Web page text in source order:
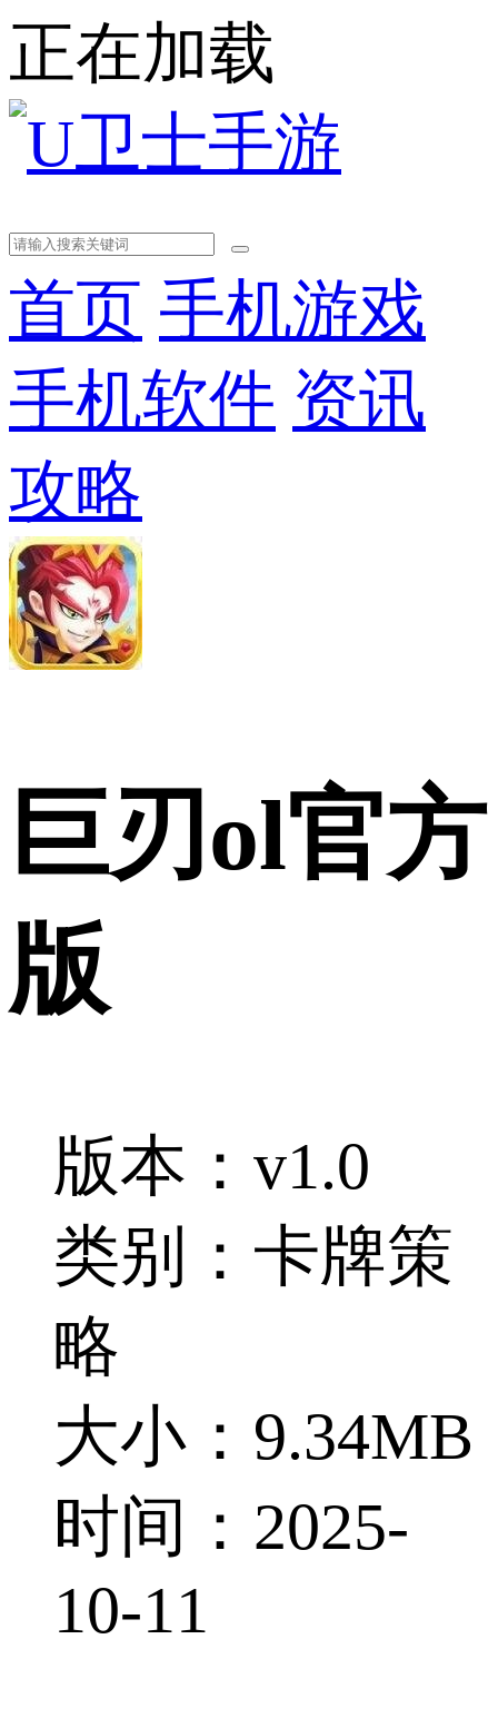
正在加载
首页 手机游戏
手机软件 资讯
攻略
巨刃ol官方
版
版本：v1.0
类别：卡牌策
略
大小：9.34MB
时间：2025-
10-11